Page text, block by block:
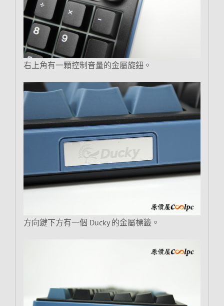
右上角有一顆控制音量的金屬旋鈕。
方向鍵下方有一個 Ducky 的金屬標籤。